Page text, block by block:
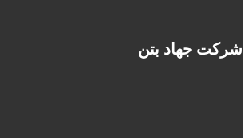
شرکت جهاد بتن